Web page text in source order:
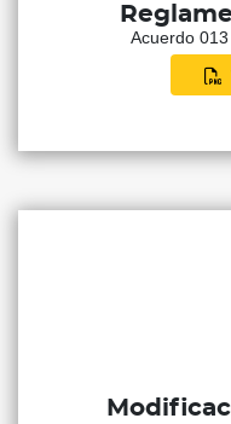
Acuerdo